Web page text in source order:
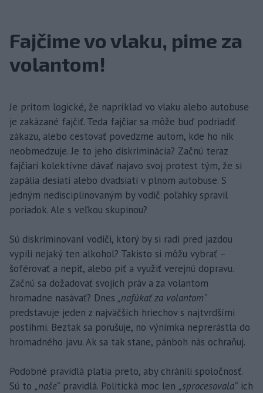
Fajčime vo vlaku, pime za
volantom!
Je pritom logické, že napríklad vo vlaku alebo autobuse
je zakázané fajčiť. Teda fajčiar sa môže buď podriadiť
zákazu, alebo cestovať povedzme autom, kde ho nik
neobmedzuje. Je to jeho diskriminácia? Začnú teraz
fajčiari kolektívne dávať najavo svoj protest tým, že si
zapália desiati alebo dvadsiati v plnom autobuse. S
jedným nedisciplinovaným by vodič poľahky spravil
poriadok. Ale s veľkou skupinou?
Sú diskriminovaní vodiči, ktorý by si radi pred jazdou
vypili nejaký ten alkohol? Takisto si môžu vybrať –
šoférovať a nepiť, alebo piť a využiť verejnú dopravu.
Začnú sa dožadovať svojich práv a za volantom
hromadne nasávať? Dnes „nafúkať za volantom“
predstavuje jeden z najväčších hriechov s najtvrdšími
postihmi. Beztak sa porušuje, no výnimka neprerástla do
hromadného javu. Ak sa tak stane, pánboh nás ochraňuj.
Podobné pravidlá platia preto, aby chránili spoločnosť.
Sú to „naše“ pravidlá. Politická moc len „sprocesovala“ ich